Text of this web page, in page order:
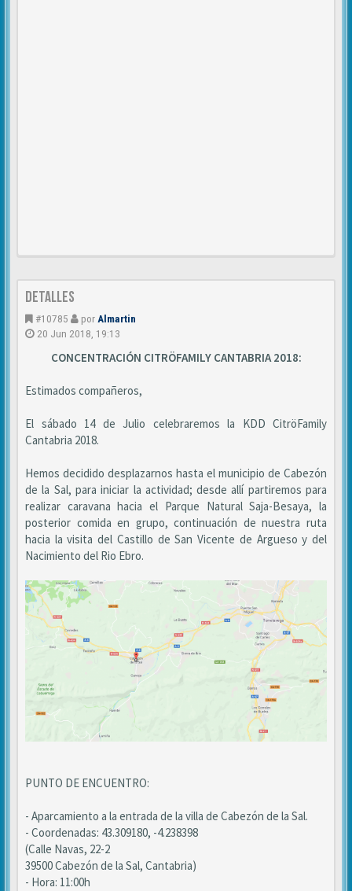
DETALLES
#10785 por Almartin
20 Jun 2018, 19:13
CONCENTRACIÓN CITRÖFAMILY CANTABRIA 2018:
Estimados compañeros,
El sábado 14 de Julio celebraremos la KDD CitröFamily
Cantabria 2018.
Hemos decidido desplazarnos hasta el municipio de Cabezón
de la Sal, para iniciar la actividad; desde allí partiremos para
realizar caravana hacia el Parque Natural Saja-Besaya, la
posterior comida en grupo, continuación de nuestra ruta
hacia la visita del Castillo de San Vicente de Argueso y del
Nacimiento del Rio Ebro.
PUNTO DE ENCUENTRO:
- Aparcamiento a la entrada de la villa de Cabezón de la Sal.
- Coordenadas: 43.309180, -4.238398
(Calle Navas, 22-2
39500 Cabezón de la Sal, Cantabria)
- Hora: 11:00h